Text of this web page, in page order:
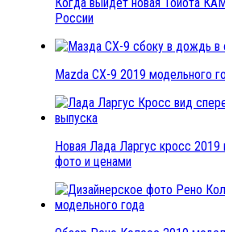
России
Mazda CX-9 2019 модельного
Новая Лада Ларгус кросс 2019
фото и ценами